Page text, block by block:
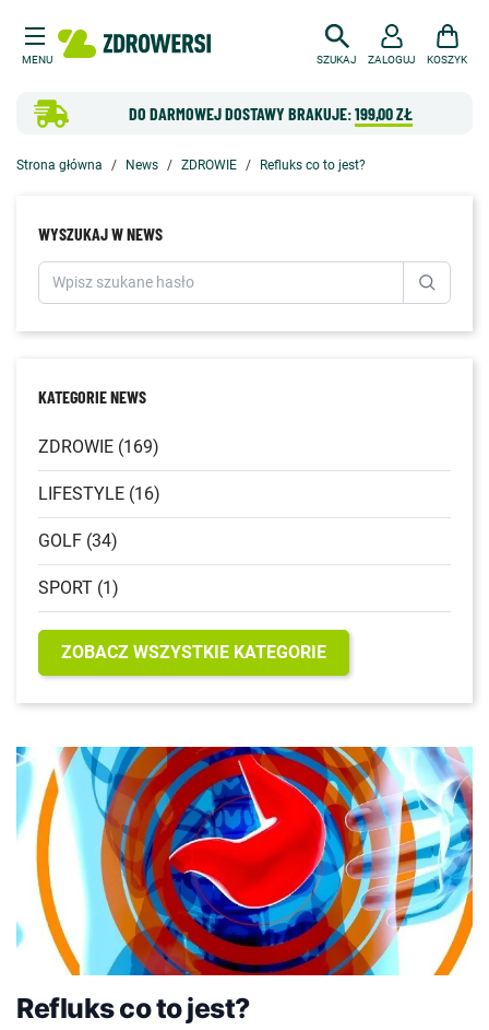
MENU SZUKAJ
DO DARMOWEJ DOSTAWY BRAKUJE:199,00 ZŁ
ZALOGUJ KOSZYK
Strona główna News ZDROWIE Refluks co to jest?
WYSZUKAJ W NEWS
KATEGORIE NEWS
ZDROWIE (169)
LIFESTYLE (16)
GOLF (34)
SPORT (1)
ZOBACZ WSZYSTKIE KATEGORIE
Refluks co to jest?